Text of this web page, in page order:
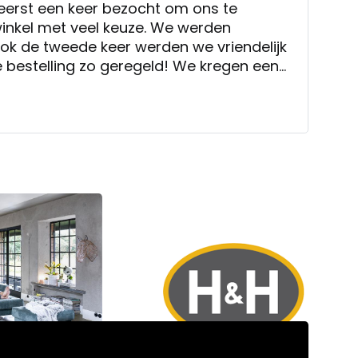
een keer bezocht om ons te
met veel keuze. We werden
zo geregeld! We kregen een
wordt om te zorgen dat de levertijd
wel echt een minpunt. Overigens
bezorgd, in elkaar gezet en de
netjes meegenomen.